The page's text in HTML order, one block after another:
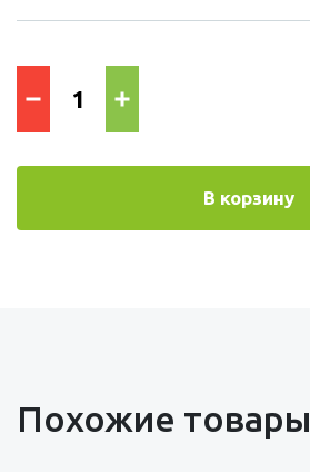
В корзину
Похожие товары